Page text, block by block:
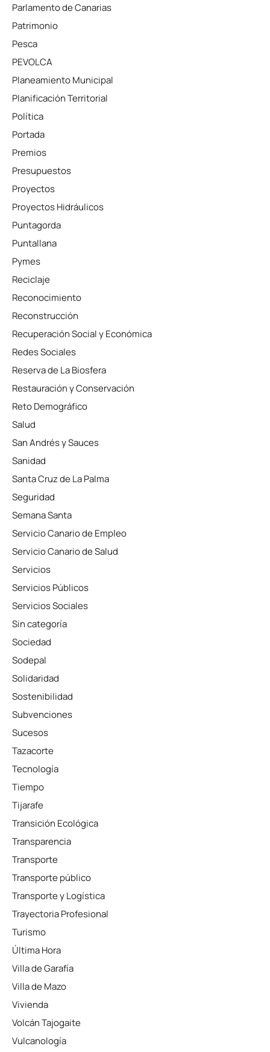
Parlamento de Canarias
Patrimonio
Pesca
PEVOLCA
Planeamiento Municipal
Planificación Territorial
Política
Portada
Premios
Presupuestos
Proyectos
Proyectos Hidráulicos
Puntagorda
Puntallana
Pymes
Reciclaje
Reconocimiento
Reconstrucción
Recuperación Social y Económica
Redes Sociales
Reserva de La Biosfera
Restauración y Conservación
Reto Demográfico
Salud
San Andrés y Sauces
Sanidad
Santa Cruz de La Palma
Seguridad
Semana Santa
Servicio Canario de Empleo
Servicio Canario de Salud
Servicios
Servicios Públicos
Servicios Sociales
Sin categoría
Sociedad
Sodepal
Solidaridad
Sostenibilidad
Subvenciones
Sucesos
Tazacorte
Tecnología
Tiempo
Tijarafe
Transición Ecológica
Transparencia
Transporte
Transporte público
Transporte y Logística
Trayectoria Profesional
Turismo
Última Hora
Villa de Garafía
Villa de Mazo
Vivienda
Volcán Tajogaite
Vulcanología